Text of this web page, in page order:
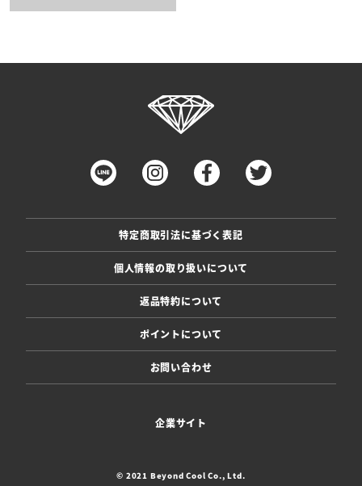
特定商取引法に基づく表記
個人情報の取り扱いについて
返品特約について
ポイントについて
お問い合わせ
企業サイト
© 2021 Beyond Cool Co., Ltd.